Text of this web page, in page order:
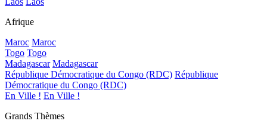
Afrique
Maroc Maroc
Togo Togo
Madagascar Madagascar
République Démocratique du Congo (RDC) République
Démocratique du Congo (RDC)
En Ville ! En Ville !
Grands Thèmes